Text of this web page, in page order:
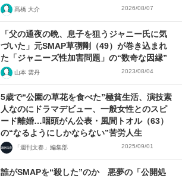
髙橋 大介 2026/08/07
「父の通夜の晩、息子を狙うジャニー氏に気
づいた」元SMAP草彅剛（49）が巻き込まれ
た「ジャニーズ性加害問題」の“数奇な因縁”
山本 雲丹 2023/08/04
5歳で“公園の草花を食べた”極貧生活、演技素
人なのにドラマデビュー、一般女性とのスピ
ード離婚…咽頭がん公表・風間トオル（63）
の“なるようにしかならない”苦労人生
「週刊文春」編集部 2025/09/01
誰がSMAPを“殺した”のか 悪夢の「公開処